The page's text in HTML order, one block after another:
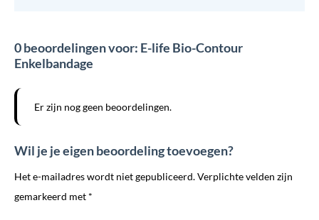
0 beoordelingen voor: E-life Bio-Contour
Enkelbandage
Er zijn nog geen beoordelingen.
Wil je je eigen beoordeling toevoegen?
Het e-mailadres wordt niet gepubliceerd. Verplichte velden zijn
gemarkeerd met *